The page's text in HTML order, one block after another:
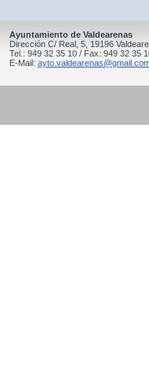
Ayuntamiento de Valdearenas
Dirección C/ Real, 5, 19196
Tel.: 949 32 35 10 / Fax: 949 32 35
E-Mail: